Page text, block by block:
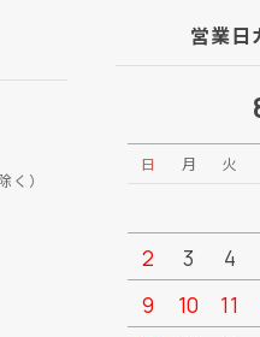
く）
営業日
日 月 火
2
3 4
9
10 11